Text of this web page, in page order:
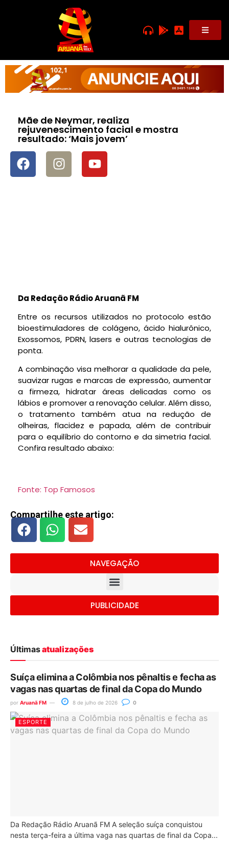
Mãe de Neymar, realiza
rejuvenescimento facial e mostra
resultado: ‘Mais jovem’
Da Redação Rádio Aruanã FM
Entre os recursos utilizados no protocolo estão
bioestimuladores de colágeno, ácido hialurônico,
Exossomos, PDRN, lasers e outras tecnologias de
ponta.
A combinação visa melhorar a qualidade da pele,
suavizar rugas e marcas de expressão, aumentar
a firmeza, hidratar áreas delicadas como os
lábios e promover a renovação celular. Além disso,
o tratamento também atua na redução de
olheiras, flacidez e papada, além de contribuir
para o equilíbrio do contorno e da simetria facial.
Confira resultado abaixo:
Fonte: Top Famosos
Compartilhe este artigo:
NAVEGAÇÃO
PUBLICIDADE
Últimasatualizações
Suíça elimina a Colômbia nos pênaltis e fecha as
vagas nas quartas de final da Copa do Mundo
por Aruanã FM 8 de julho de 2026 0
ESPORTE
Da Redação Rádio Aruanã FM A seleção suíça conquistou
nesta terça-feira a última vaga nas quartas de final da Copa...